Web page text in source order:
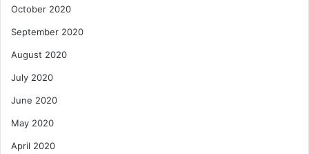
October 2020
September 2020
August 2020
July 2020
June 2020
May 2020
April 2020